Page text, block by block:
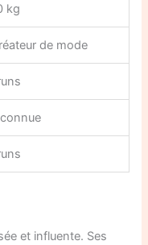
kg
de mode
et influente. Ses